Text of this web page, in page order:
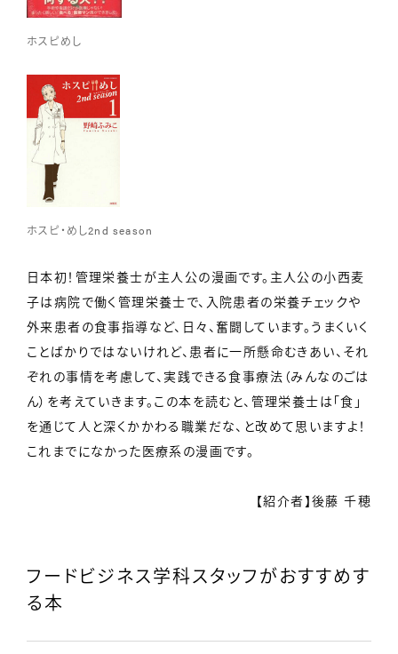
ホスピめし
ホスピ・めし2nd season
日本初！管理栄養士が主人公の漫画です。主人公の小西麦
子は病院で働く管理栄養士で、入院患者の栄養チェックや
外来患者の食事指導など、日々、奮闘しています。うまくいく
ことばかりではないけれど、患者に一所懸命むきあい、それ
ぞれの事情を考慮して、実践できる食事療法（みんなのごは
ん）を考えていきます。この本を読むと、管理栄養士は「食」
を通じて人と深くかかわる職業だな、と改めて思いますよ！
これまでになかった医療系の漫画です。
【紹介者】後藤 千穂
フードビジネス学科スタッフがおすすめす
る本